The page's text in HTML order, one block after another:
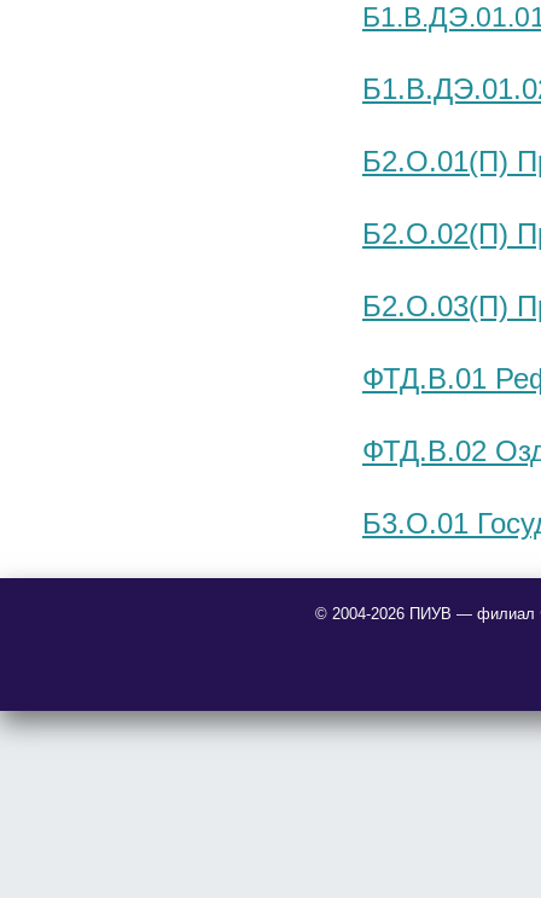
Б2.О.01(П)
Б2.О.02(П)
Б2.О.03(П)
ФТД.В.01
ФТД.В.02
Б3.О.01
© 2004-2026 ПИУВ — филиал